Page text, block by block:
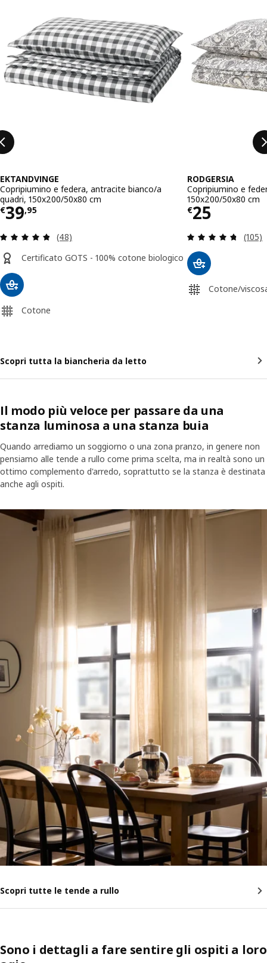
EKTANDVINGE
Copripiumino e federa, antracite bianco/a
quadri, 150x200/50x80 cm
€39,95
Prezzo € 39,95
Recensione: 4.8 fuori da 5 stelle. Totale
(48)
Certificato GOTS - 100% cotone biologico
Cotone
RODGERSIA
Copripiumino e
150x200/50x80 cm
€25
Prezzo €
(105)
Cotone/
Scopri tutta la biancheria da letto
Il modo più veloce per passare da una
stanza luminosa a una stanza buia
Quando arrediamo un soggiorno o una zona pranzo, in genere non
pensiamo alle tende a rullo come prima scelta, ma in realtà sono un
ottimo complemento d'arredo, soprattutto se la stanza è destinata
anche agli ospiti.
Scopri tutte le tende a rullo
Sono i dettagli a fare sentire gli ospiti a loro